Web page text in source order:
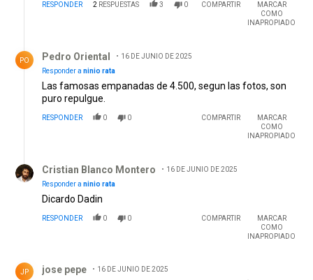
RESPONDER 2 RESPUESTAS 3 0 COMPARTIR
MARCAR
COMO
INAPROPIADO
PO Pedro Oriental
16 DE JUNIO DE 2025
Responder a ninio rata
Las famosas empanadas de 4.500, segun las fotos, son
puro repulgue.
RESPONDER 0 0 COMPARTIR
MARCAR
COMO
INAPROPIADO
Cristian Blanco Montero
16 DE JUNIO DE 2025
Responder a ninio rata
Dicardo Dadin
RESPONDER 0 0 COMPARTIR
MARCAR
COMO
INAPROPIADO
JP jose pepe 16 DE JUNIO DE 2025